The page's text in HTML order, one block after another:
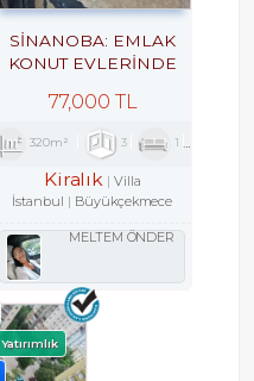
2
SİNANOBA: EMLAK
KONUT EVLERINDE
77,000 TL
320m² 3 1
Kiralık
Villa
İstanbul
Büyükçekmece
MELTEM ÖNDER
Yatırımlık